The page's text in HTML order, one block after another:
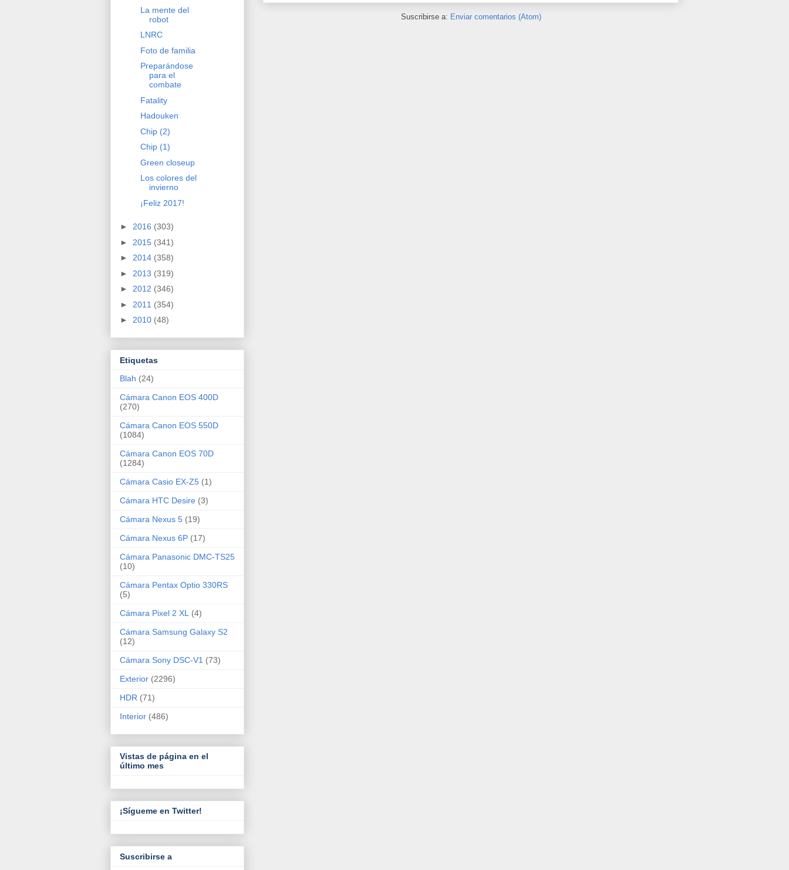
Suscribirse a: Enviar comentarios (Atom)
La mente del
robot
LNRC
Foto de familia
Preparándose
para el
combate
Fatality
Hadouken
Chip (2)
Chip (1)
Green closeup
Los colores del
invierno
¡Feliz 2017!
► 2016 (303)
► 2015 (341)
► 2014 (358)
► 2013 (319)
► 2012 (346)
► 2011 (354)
► 2010 (48)
Etiquetas
Blah (24)
Cámara Canon EOS 400D
(270)
Cámara Canon EOS 550D
(1084)
Cámara Canon EOS 70D
(1284)
Cámara Casio EX-Z5 (1)
Cámara HTC Desire (3)
Cámara Nexus 5 (19)
Cámara Nexus 6P (17)
Cámara Panasonic DMC-TS25
(10)
Cámara Pentax Optio 330RS
(5)
Cámara Pixel 2 XL
(4)
Cámara Samsung Galaxy S2
(12)
Cámara Sony DSC-V1 (73)
Exterior (2296)
HDR (71)
Interior (486)
Vistas de página en el
último mes
¡Sígueme en Twitter!
Suscribirse a